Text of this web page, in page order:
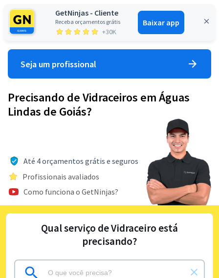
GetNinjas - Cliente
Receba orçamentos grátis
+30K
Baixar app
Entrar
Seja um profissional
Precisando de Vidraceiros em Águas
Lindas de Goiás?
Até 4 orçamentos grátis e seguros
Profissionais avaliados
Como funciona o GetNinjas?
Qual serviço de Vidraceiro está
precisando?